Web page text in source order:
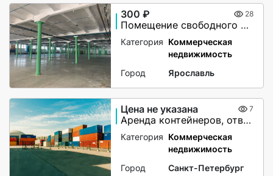
300 ₽ 28
Помещение свободного назначения
Категория Коммерческая
недвижимость
Город
Ярославль
Цена не указана 7
Аренда контейнеров, ответственное хранение грузов
Категория Коммерческая
недвижимость
Город
Санкт-Петербург